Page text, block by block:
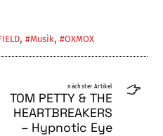
,#Musik,#OXMOX
nächster Artikel
TOM PETTY & THE
HEARTBREAKERS
– Hypnotic Eye